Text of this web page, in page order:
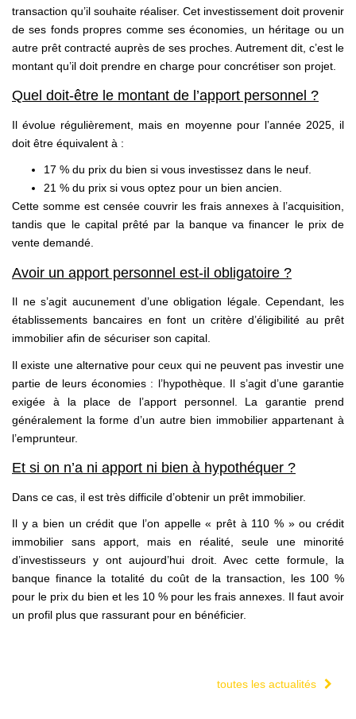
transaction qu’il souhaite réaliser. Cet investissement doit provenir
de ses fonds propres comme ses économies, un héritage ou un
autre prêt contracté auprès de ses proches. Autrement dit, c’est le
montant qu’il doit prendre en charge pour concrétiser son projet.
Quel doit-être le montant de l’apport personnel ?
Il évolue régulièrement, mais en moyenne pour l’année 2025, il
doit être équivalent à :
17 % du prix du bien si vous investissez dans le neuf.
21 % du prix si vous optez pour un bien ancien.
Cette somme est censée couvrir les frais annexes à l’acquisition,
tandis que le capital prêté par la banque va financer le prix de
vente demandé.
Avoir un apport personnel est-il obligatoire ?
Il ne s’agit aucunement d’une obligation légale. Cependant, les
établissements bancaires en font un critère d’éligibilité au prêt
immobilier afin de sécuriser son capital.
Il existe une alternative pour ceux qui ne peuvent pas investir une
partie de leurs économies : l’hypothèque. Il s’agit d’une garantie
exigée à la place de l’apport personnel. La garantie prend
généralement la forme d’un autre bien immobilier appartenant à
l’emprunteur.
Et si on n’a ni apport ni bien à hypothéquer ?
Dans ce cas, il est très difficile d’obtenir un prêt immobilier.
Il y a bien un crédit que l’on appelle « prêt à 110 % » ou crédit
immobilier sans apport, mais en réalité, seule une minorité
d’investisseurs y ont aujourd’hui droit. Avec cette formule, la
banque finance la totalité du coût de la transaction, les 100 %
pour le prix du bien et les 10 % pour les frais annexes. Il faut avoir
un profil plus que rassurant pour en bénéficier.
toutes les actualités